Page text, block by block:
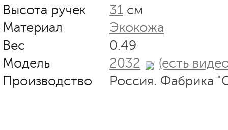
Высота ручек
31 см
Материал
Экокожа
Вес
0.49
Модель
2032
(есть
Производство
Россия. Фабрика